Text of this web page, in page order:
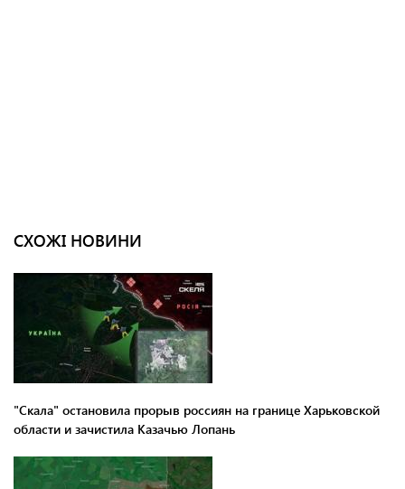
СХОЖІ НОВИНИ
"Скала" остановила прорыв россиян на границе Харьковской
области и зачистила Казачью Лопань